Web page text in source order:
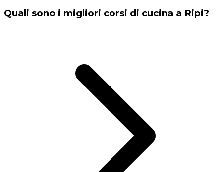
Quali sono i migliori corsi di cucina a Ripi?